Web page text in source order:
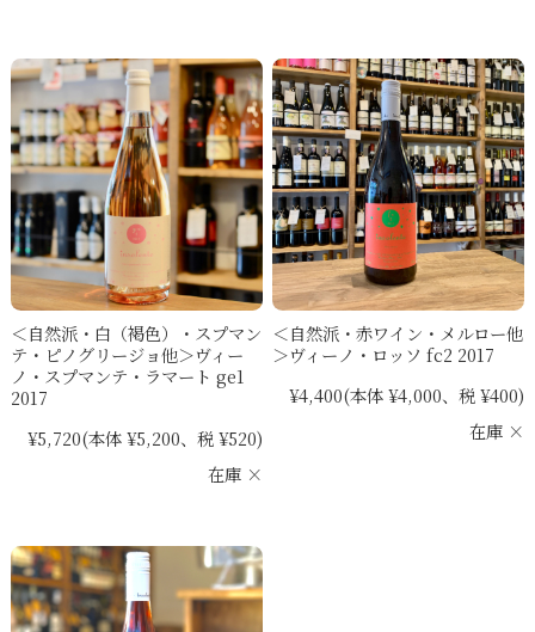
＜自然派・白（褐色）・スプマン
テ・ピノグリージョ他＞ヴィー
ノ・スプマンテ・ラマート ge1
2017
¥5,720(本体 ¥5,200、税 ¥520)
在庫 ×
＜自然派・赤ワイン・メルロー他
＞ヴィーノ・ロッソ fc2 2017
¥4,400(本体 ¥4,000、税 ¥400)
在庫 ×